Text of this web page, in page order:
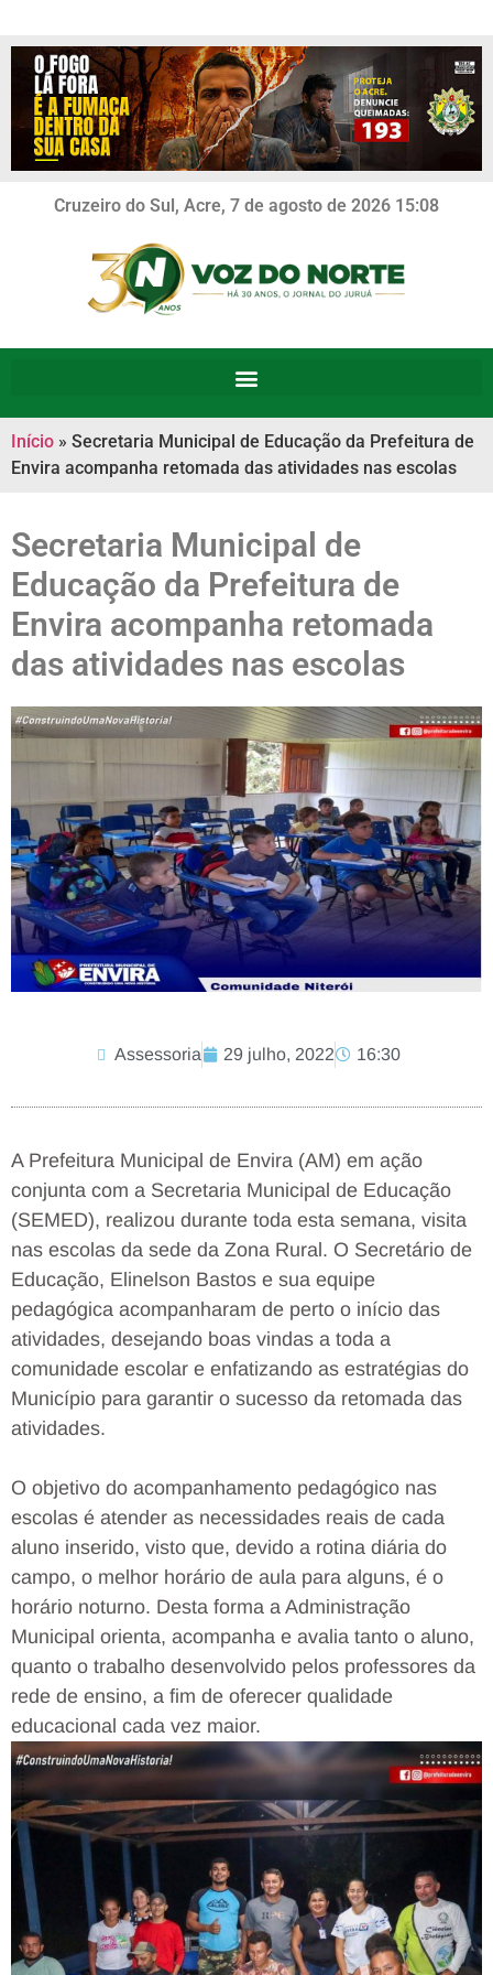
Cruzeiro do Sul, Acre, 7 de agosto de 2026 15:08
Início » Secretaria Municipal de Educação da Prefeitura de
Envira acompanha retomada das atividades nas escolas
Secretaria Municipal de
Educação da Prefeitura de
Envira acompanha retomada
das atividades nas escolas
Assessoria 29 julho, 2022 16:30
A Prefeitura Municipal de Envira (AM) em ação
conjunta com a Secretaria Municipal de Educação
(SEMED), realizou durante toda esta semana, visita
nas escolas da sede da Zona Rural. O Secretário de
Educação, Elinelson Bastos e sua equipe
pedagógica acompanharam de perto o início das
atividades, desejando boas vindas a toda a
comunidade escolar e enfatizando as estratégias do
Município para garantir o sucesso da retomada das
atividades.
O objetivo do acompanhamento pedagógico nas
escolas é atender as necessidades reais de cada
aluno inserido, visto que, devido a rotina diária do
campo, o melhor horário de aula para alguns, é o
horário noturno. Desta forma a Administração
Municipal orienta, acompanha e avalia tanto o aluno,
quanto o trabalho desenvolvido pelos professores da
rede de ensino, a fim de oferecer qualidade
educacional cada vez maior.